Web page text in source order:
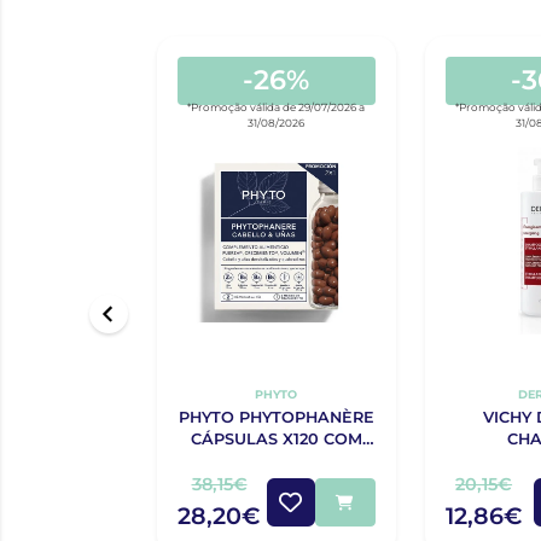
-26%
*Promoção válida de 29/07/2026 a
31/08/2026
PHYTO
PHYTO PHYTOPHANÈRE
CÁPSULAS X120 COM
38,15€
28,20€
-
*Promoção
31/
VICHY
20,15€
12,86€